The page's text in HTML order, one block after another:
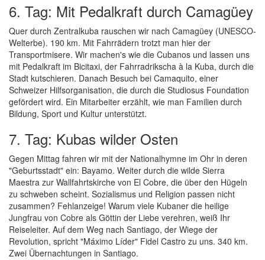
6. Tag: Mit Pedalkraft durch Camagüey
Quer durch Zentralkuba rauschen wir nach Camagüey (UNESCO-
Welterbe). 190 km. Mit Fahrrädern trotzt man hier der
Transportmisere. Wir machen's wie die Cubanos und lassen uns
mit Pedalkraft im Bicitaxi, der Fahrradrikscha à la Kuba, durch die
Stadt kutschieren. Danach Besuch bei Camaquito, einer
Schweizer Hilfsorganisation, die durch die Studiosus Foundation
gefördert wird. Ein Mitarbeiter erzählt, wie man Familien durch
Bildung, Sport und Kultur unterstützt.
7. Tag: Kubas wilder Osten
Gegen Mittag fahren wir mit der Nationalhymne im Ohr in deren
"Geburtsstadt" ein: Bayamo. Weiter durch die wilde Sierra
Maestra zur Wallfahrtskirche von El Cobre, die über den Hügeln
zu schweben scheint. Sozialismus und Religion passen nicht
zusammen? Fehlanzeige! Warum viele Kubaner die heilige
Jungfrau von Cobre als Göttin der Liebe verehren, weiß Ihr
Reiseleiter. Auf dem Weg nach Santiago, der Wiege der
Revolution, spricht "Máximo Líder" Fidel Castro zu uns. 340 km.
Zwei Übernachtungen in Santiago.